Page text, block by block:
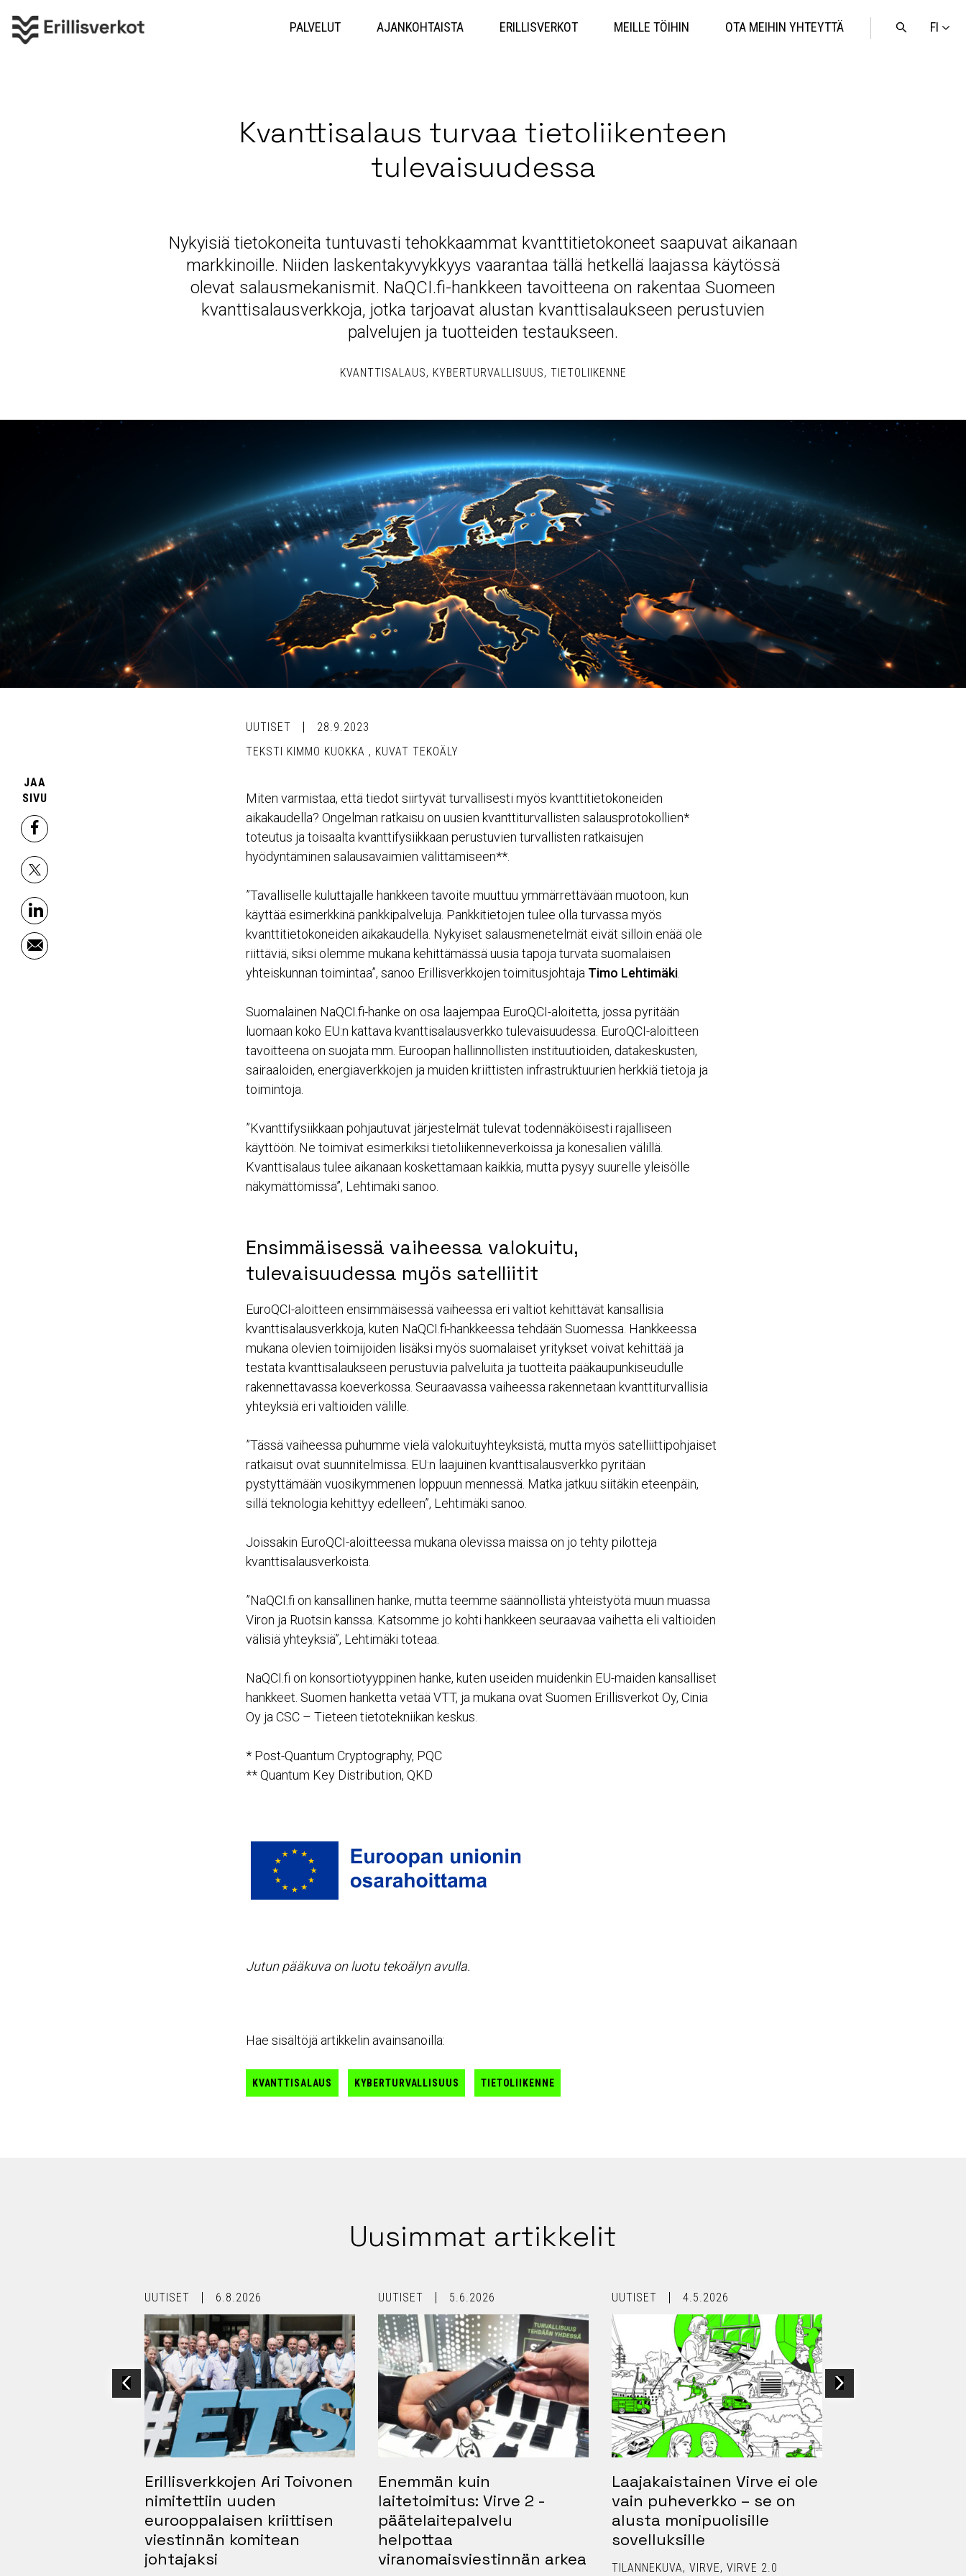
sisältöön
FI
Avaa
PALVELUT AJANKOHTAISTA ERILLISVERKOT MEILLE TÖIHIN OTA MEIHIN YHTEYTTÄ
Kvanttisalaus turvaa tietoliikenteen
tulevaisuudessa
Nykyisiä tietokoneita tuntuvasti tehokkaammat kvanttitietokoneet saapuvat aikanaan
markkinoille. Niiden laskentakyvykkyys vaarantaa tällä hetkellä laajassa käytössä
olevat salausmekanismit. NaQCI.fi-hankkeen tavoitteena on rakentaa Suomeen
kvanttisalausverkkoja, jotka tarjoavat alustan kvanttisalaukseen perustuvien
palvelujen ja tuotteiden testaukseen.
KVANTTISALAUS KYBERTURVALLISUUS TIETOLIIKENNE
JAA
SIVU
facebook
x
linkedin
email
UUTISET
28.9.2023
TEKSTI KIMMO KUOKKA , KUVAT TEKOÄLY
Miten varmistaa, että tiedot siirtyvät turvallisesti myös kvanttitietokoneiden
aikakaudella? Ongelman ratkaisu on uusien kvanttiturvallisten salausprotokollien*
toteutus ja toisaalta kvanttifysiikkaan perustuvien turvallisten ratkaisujen
hyödyntäminen salausavaimien välittämiseen**.
”Tavalliselle kuluttajalle hankkeen tavoite muuttuu ymmärrettävään muotoon, kun
käyttää esimerkkinä pankkipalveluja. Pankkitietojen tulee olla turvassa myös
kvanttitietokoneiden aikakaudella. Nykyiset salausmenetelmät eivät silloin enää ole
riittäviä, siksi olemme mukana kehittämässä uusia tapoja turvata suomalaisen
yhteiskunnan toimintaa”, sanoo Erillisverkkojen toimitusjohtaja Timo Lehtimäki.
Suomalainen NaQCI.fi-hanke on osa laajempaa EuroQCI-aloitetta, jossa pyritään
luomaan koko EU:n kattava kvanttisalausverkko tulevaisuudessa. EuroQCI-aloitteen
tavoitteena on suojata mm. Euroopan hallinnollisten instituutioiden, datakeskusten,
sairaaloiden, energiaverkkojen ja muiden kriittisten infrastruktuurien herkkiä tietoja ja
toimintoja.
”Kvanttifysiikkaan pohjautuvat järjestelmät tulevat todennäköisesti rajalliseen
käyttöön. Ne toimivat esimerkiksi tietoliikenneverkoissa ja konesalien välillä.
Kvanttisalaus tulee aikanaan koskettamaan kaikkia, mutta pysyy suurelle yleisölle
näkymättömissä”, Lehtimäki sanoo.
Ensimmäisessä vaiheessa valokuitu,
tulevaisuudessa myös satelliitit
EuroQCI-aloitteen ensimmäisessä vaiheessa eri valtiot kehittävät kansallisia
kvanttisalausverkkoja, kuten NaQCI.fi-hankkeessa tehdään Suomessa. Hankkeessa
mukana olevien toimijoiden lisäksi myös suomalaiset yritykset voivat kehittää ja
testata kvanttisalaukseen perustuvia palveluita ja tuotteita pääkaupunkiseudulle
rakennettavassa koeverkossa. Seuraavassa vaiheessa rakennetaan kvanttiturvallisia
yhteyksiä eri valtioiden välille.
”Tässä vaiheessa puhumme vielä valokuituyhteyksistä, mutta myös satelliittipohjaiset
ratkaisut ovat suunnitelmissa. EU:n laajuinen kvanttisalausverkko pyritään
pystyttämään vuosikymmenen loppuun mennessä. Matka jatkuu siitäkin eteenpäin,
sillä teknologia kehittyy edelleen”, Lehtimäki sanoo.
Joissakin EuroQCI-aloitteessa mukana olevissa maissa on jo tehty pilotteja
kvanttisalausverkoista.
”NaQCI.fi on kansallinen hanke, mutta teemme säännöllistä yhteistyötä muun muassa
Viron ja Ruotsin kanssa. Katsomme jo kohti hankkeen seuraavaa vaihetta eli valtioiden
välisiä yhteyksiä”, Lehtimäki toteaa.
NaQCI.fi on konsortiotyyppinen hanke, kuten useiden muidenkin EU-maiden kansalliset
hankkeet. Suomen hanketta vetää VTT, ja mukana ovat Suomen Erillisverkot Oy, Cinia
Oy ja CSC – Tieteen tietotekniikan keskus.
* Post-Quantum Cryptography, PQC
** Quantum Key Distribution, QKD
Jutun pääkuva on luotu tekoälyn avulla.
Hae sisältöjä artikkelin avainsanoilla:
KVANTTISALAUS KYBERTURVALLISUUS TIETOLIIKENNE
Uusimmat artikkelit
UUTISET 6.8.2026
Erillisverkkojen Ari Toivonen
nimitettiin uuden
eurooppalaisen kriittisen
viestinnän komitean
johtajaksi
UUTISET 5.6.2026
Enemmän kuin
laitetoimitus: Virve 2 -
päätelaitepalvelu
helpottaa
viranomaisviestinnän arkea
UUTISET 4.5.2026
Laajakaistainen Virve ei ole
vain puheverkko – se on
alusta monipuolisille
sovelluksille
TILANNEKUVA VIRVE VIRVE 2.0